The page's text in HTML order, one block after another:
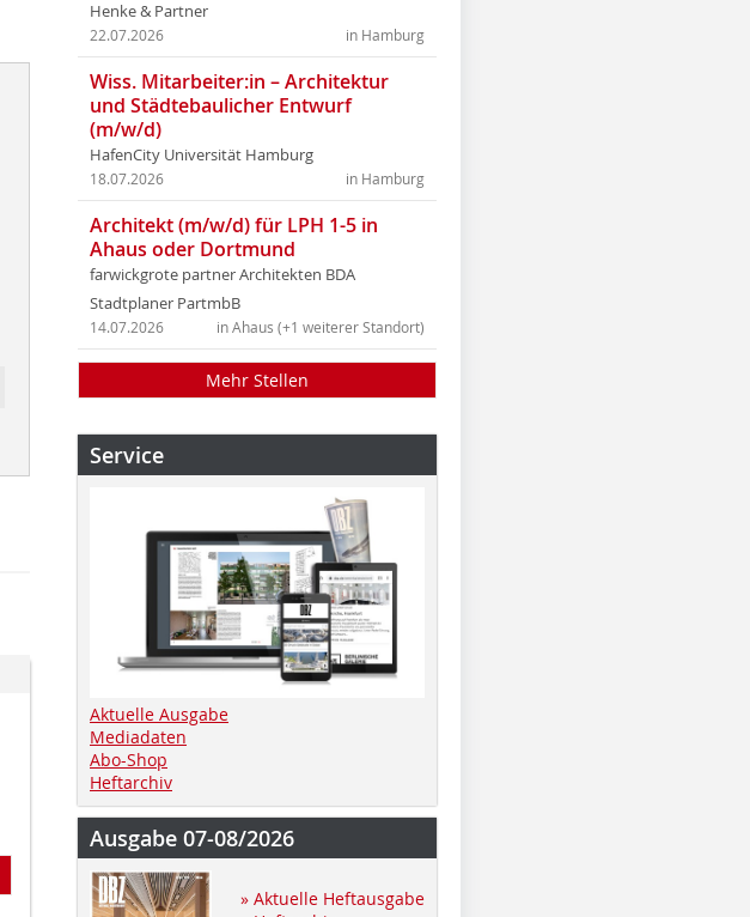
Henke & Partner
in Hamburg
22.07.2026
Wiss. Mitarbeiter:in – Architektur
und Städtebaulicher Entwurf
(m/w/d)
HafenCity Universität Hamburg
in Hamburg
18.07.2026
Architekt (m/w/d) für LPH 1-5 in
Ahaus oder Dortmund
farwickgrote partner Architekten BDA
Stadtplaner PartmbB
in Ahaus (+1 weiterer Standort)
14.07.2026
Mehr Stellen
Service
Aktuelle Ausgabe
Mediadaten
Abo-Shop
Heftarchiv
Ausgabe 07-08/2026
» Aktuelle Heftausgabe